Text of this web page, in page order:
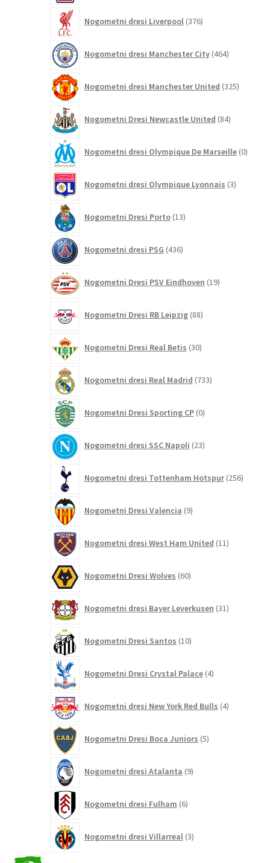
Nogometni dresi Liverpool 376izdelkov
Nogometni dresi Manchester City 464izdelkov
Nogometni dresi Manchester United 325izdelkov
Nogometni Dresi Newcastle United 84izdelkov
Nogometni dresi Olympique De Marseille 0
Nogometni dresi Olympique Lyonnais 3izdelki
Nogometni Dresi Porto 13izdelkov
Nogometni dresi PSG 436izdelkov
Nogometni Dresi PSV Eindhoven 19izdelkov
Nogometni Dresi RB Leipzig 88izdelkov
Nogometni Dresi Real Betis 30izdelkov
Nogometni dresi Real Madrid 733izdelkov
Nogometni Dresi Sporting CP 0izdelkov
Nogometni dresi SSC Napoli 23izdelkov
Nogometni dresi Tottenham Hotspur 256
Nogometni Dresi Valencia 9izdelkov
Nogometni dresi West Ham United 11izdelkov
Nogometni Dresi Wolves 60izdelkov
Nogometni dresi Bayer Leverkusen 31izdelkov
Nogometni Dresi Santos 10izdelkov
Nogometni Dresi Crystal Palace 4izdelki
Nogometni dresi New York Red Bulls 4izdelki
Nogometni Dresi Boca Juniors 5izdelkov
Nogometni dresi Atalanta 9izdelkov
Nogometni dresi Fulham 6izdelkov
Nogometni dresi Villarreal 3izdelki